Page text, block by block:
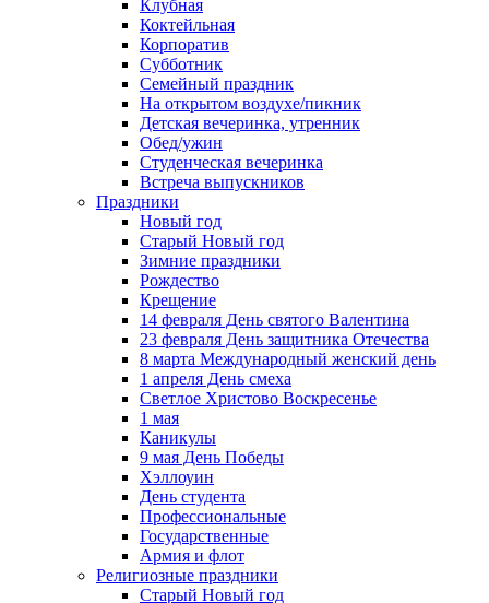
Клубная
Коктейльная
Корпоратив
Субботник
Семейный праздник
На открытом воздухе/пикник
Детская вечеринка, утренник
Обед/ужин
Студенческая вечеринка
Встреча выпускников
Праздники
Новый год
Старый Новый год
Зимние праздники
Рождество
Крещение
14 февраля День святого Валентина
23 февраля День защитника Отечества
8 марта Международный женский день
1 апреля День смеха
Светлое Христово Воскресенье
1 мая
Каникулы
9 мая День Победы
Хэллоуин
День студента
Профессиональные
Государственные
Армия и флот
Религиозные праздники
Старый Новый год